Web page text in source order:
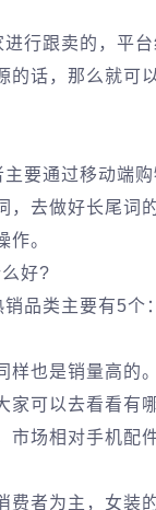
行跟卖的，平
的话，那么就可
要通过移动端
，去做好长尾词
作。
好?
品类主要有5个
样也是销量高的
家可以去看看有
市场相对手机配
费者为主，女装